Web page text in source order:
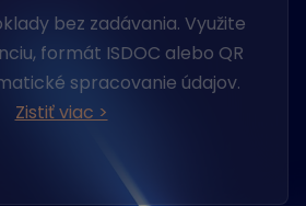
bez zadávania. Využite
formát ISDOC alebo QR
spracovanie údajov.
Zistiť viac >